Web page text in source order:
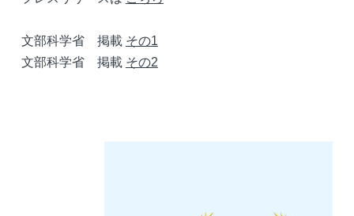
文部科学省 掲載 その1
文部科学省 掲載 その2